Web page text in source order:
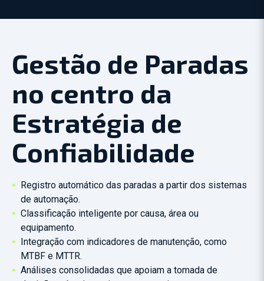
Gestão de Paradas
no centro da
Estratégia de
Confiabilidade
Registro automático das paradas a partir dos sistemas
de automação.
Classificação inteligente por causa, área ou
equipamento.
Integração com indicadores de manutenção, como
MTBF e MTTR.
Análises consolidadas que apoiam a tomada de